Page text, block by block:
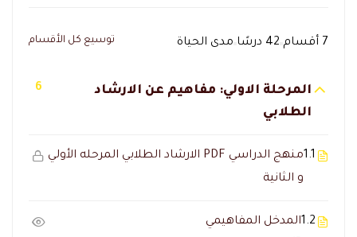
7 أقسام 42 درسًا مدى الحياة توسيع كل الأقسام
المرحلة الاولي: مفاهيم عن الارشاد
الطلابي
6
1.1
منهج الدراسي PDF الارشاد الطلابي المرحله الأولي
و الثانية
1.2المدخل المفاهيمي